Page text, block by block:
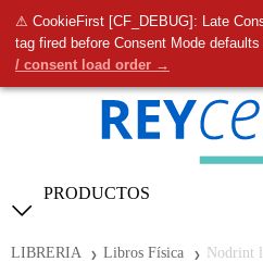
⚠ CookieFirst [CF_DEBUG]: Late
tag fired before Consent Mode
/ consent load order →
0
PRODUCTOS
LIBRERIA Libros Física Nodrint